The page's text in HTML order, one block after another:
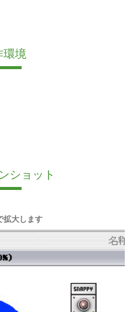
環境
ショット
拡大します